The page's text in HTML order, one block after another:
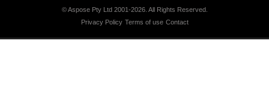
© Aspose Pty Ltd 2001-2026. All Rights Reserved.
Privacy Policy Terms of use Contact